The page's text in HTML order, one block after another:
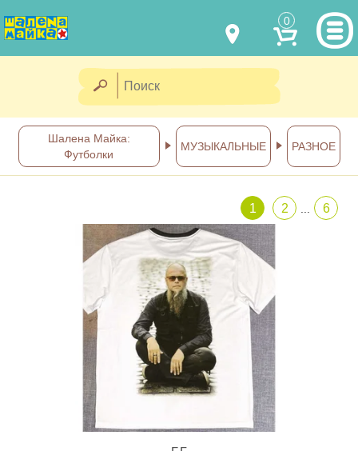
0
(067) 011 0404
shalena@mayka.dp.ua
г.Днепр, ул. Ярослава Мудрого, 68
Посмотреть на карте
Отправка по Украине каждый
день
НАШИ РАБОТЫ
КАК КУПИТЬ
КАК НАС НАЙТИ
ПОЛНАЯ ВЕРСИЯ САЙТА
Шалена Майка:
Футболки
МУЗЫКАЛЬНЫЕ РАЗНОЕ
1 2 6